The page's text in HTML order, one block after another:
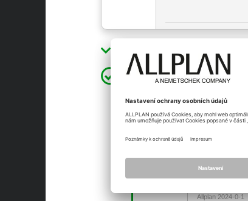
Show solution
f_hoeser
Hallo,
die Angabe
Es werden
Wenn du
entstehen
Allplan 2024-0-1